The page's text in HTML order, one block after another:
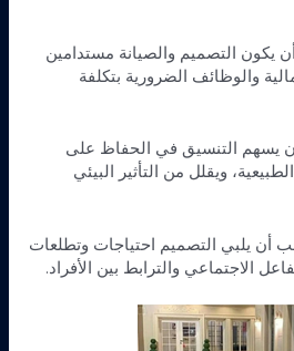
أن يكون التصميم والصيانة مستدامين
والوظائف الضرورية بتكلفة
أن يسهم التنسيق في الحفاظ على
ويقلل من التأثير البيئي
أن يلبي التصميم احتياجات وتطلعات
الاجتماعي والترابط بين الأفراد.